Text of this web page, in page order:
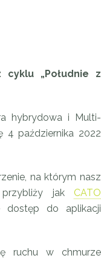
„Południe z
hybrydowa i Multi-
4 października 2022
na którym nasz
przybliży jak CATO
dostęp do aplikacji
ruchu w chmurze